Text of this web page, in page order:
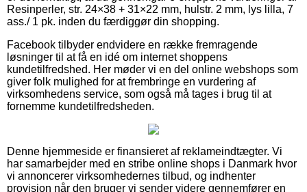
Resinperler, str. 24×38 + 31×22 mm, hulstr. 2 mm, lys lilla, 7
ass./ 1 pk. inden du færdiggør din shopping.
Facebook tilbyder endvidere en række fremragende
løsninger til at få en idé om internet shoppens
kundetilfredshed. Her møder vi en del online webshops som
giver folk mulighed for at frembringe en vurdering af
virksomhedens service, som også må tages i brug til at
fornemme kundetilfredsheden.
Denne hjemmeside er finansieret af reklameindtægter. Vi
har samarbejder med en stribe online shops i Danmark hvor
vi annoncerer virksomhedernes tilbud, og indhenter
provision når den bruger vi sender videre gennemfører en